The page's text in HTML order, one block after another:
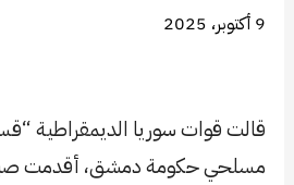
9 أكتوبر، 2025
قالت قوات سوريا الديمقراطية
مسلحي حكومة دمشق، أقدمت